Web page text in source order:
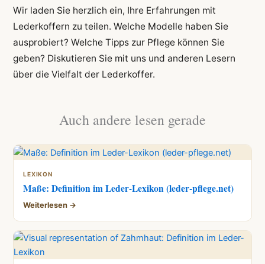
Wir laden Sie herzlich ein, Ihre Erfahrungen mit
Lederkoffern zu teilen. Welche Modelle haben Sie
ausprobiert? Welche Tipps zur Pflege können Sie
geben? Diskutieren Sie mit uns und anderen Lesern
über die Vielfalt der Lederkoffer.
Auch andere lesen gerade
LEXIKON
Maße: Definition im Leder-Lexikon (leder-pflege.net)
Weiterlesen →